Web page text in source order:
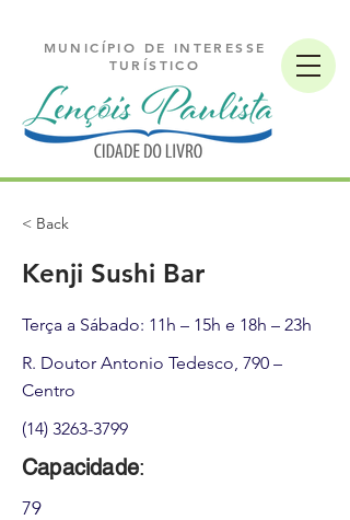
MUNICÍPIO DE INTERESSE
TURÍSTICO
< Back
Kenji Sushi Bar
Terça a Sábado: 11h – 15h e 18h – 23h
R. Doutor Antonio Tedesco, 790 –
Centro
(14) 3263-3799
Capacidade:
79